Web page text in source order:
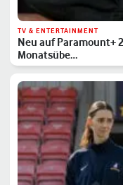
TV & ENTERTAINMENT
Neu auf Paramount+
Monatsübe…